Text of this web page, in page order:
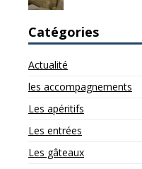
Catégories
Actualité
les accompagnements
Les apéritifs
Les entrées
Les gâteaux